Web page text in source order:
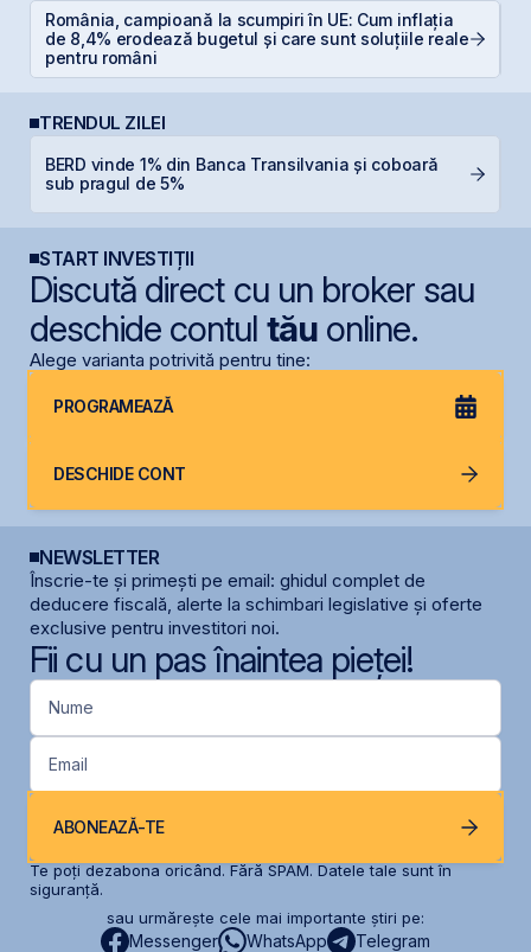
România, campioană la scumpiri în UE: Cum inflația
de 8,4% erodează bugetul și care sunt soluțiile reale
pentru români
TRENDUL ZILEI
BERD vinde 1% din Banca Transilvania și coboară
sub pragul de 5%
START INVESTIȚII
Discută direct cu un broker sau
deschide contul tăuonline.
Alege varianta potrivită pentru tine:
PROGRAMEAZĂ
DESCHIDE CONT
NEWSLETTER
Înscrie-te și primești pe email: ghidul complet de
deducere fiscală, alerte la schimbari legislative și oferte
exclusive pentru investitori noi.
Fii cu un pas înaintea pieței!
Nume
Email
ABONEAZĂ-TE
Te poți dezabona oricând. Fără SPAM. Datele tale sunt în
siguranță.
sau urmărește cele mai importante știri pe:
Messenger WhatsApp Telegram